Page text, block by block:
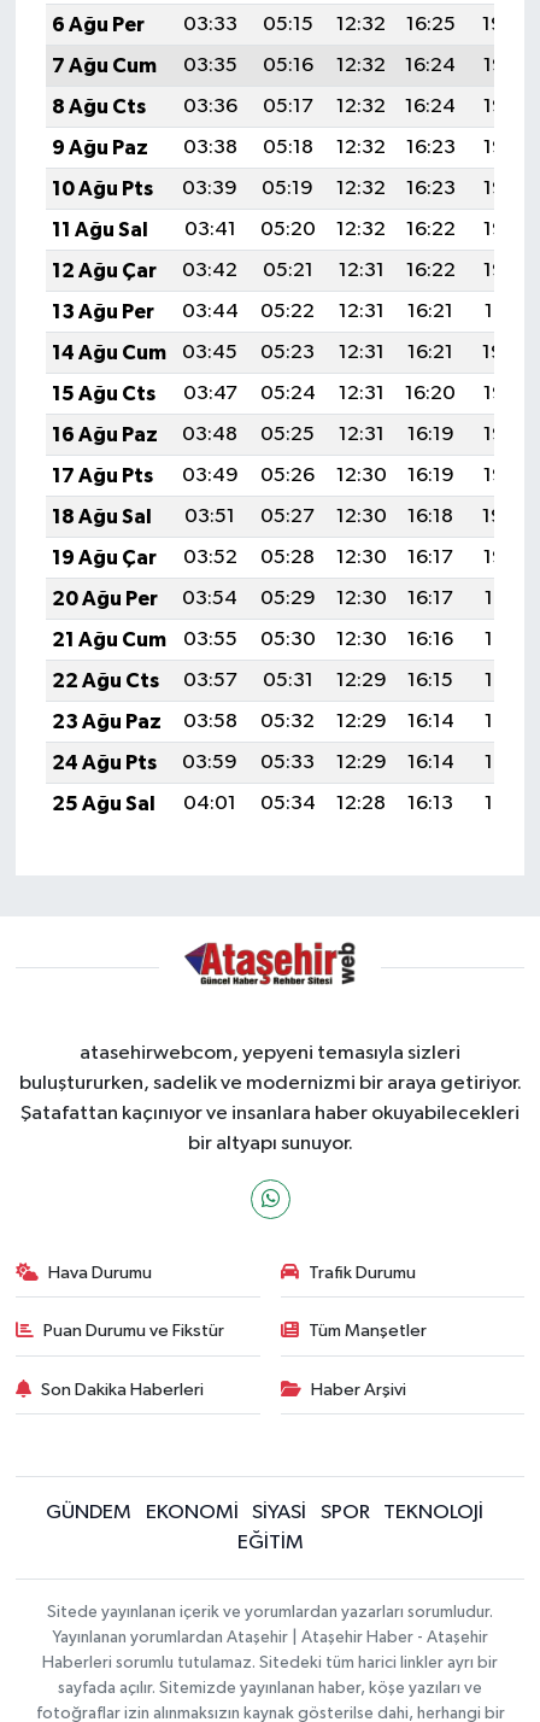
6 Ağu Per
03:33 05:15 12:32 16:25
19:40
7 Ağu Cum
03:35 05:16 12:32 16:24
19:38
8 Ağu Cts
03:36 05:17 12:32 16:24
19:37
9 Ağu Paz
03:38 05:18 12:32 16:23
19:36
10 Ağu Pts
03:39 05:19 12:32 16:23
19:35
11 Ağu Sal
03:41 05:20 12:32 16:22
19:33
12 Ağu Çar
03:42 05:21 12:31 16:22
19:32
13 Ağu Per
03:44 05:22 12:31 16:21
19:31
14 Ağu Cum
03:45 05:23 12:31 16:21
19:29
15 Ağu Cts
03:47 05:24 12:31 16:20
19:28
16 Ağu Paz
03:48 05:25 12:31 16:19
19:27
17 Ağu Pts
03:49 05:26 12:30 16:19
19:25
18 Ağu Sal
03:51 05:27 12:30 16:18
19:24
19 Ağu Çar
03:52 05:28 12:30 16:17
19:22
20 Ağu Per
03:54 05:29 12:30 16:17
19:21
21 Ağu Cum
03:55 05:30 12:30 16:16
19:19
22 Ağu Cts
03:57 05:31 12:29 16:15
19:18
23 Ağu Paz
03:58 05:32 12:29 16:14
19:16
24 Ağu Pts
03:59 05:33 12:29 16:14
19:15
25 Ağu Sal
04:01 05:34 12:28 16:13 19:13
atasehirwebcom, yepyeni temasıyla sizleri
buluştururken, sadelik ve modernizmi bir araya getiriyor.
Şatafattan kaçınıyor ve insanlara haber okuyabilecekleri
bir altyapı sunuyor.
Hava Durumu Trafik Durumu
Puan Durumu ve Fikstür Tüm Manşetler
Son Dakika Haberleri Haber Arşivi
GÜNDEM EKONOMİ SİYASİ SPOR
TEKNOLOJİ
EĞİTİM
Sitede yayınlanan içerik ve yorumlardan yazarları sorumludur.
Yayınlanan yorumlardan Ataşehir | Ataşehir Haber - Ataşehir
Haberleri sorumlu tutulamaz. Sitedeki tüm harici linkler ayrı bir
sayfada açılır. Sitemizde yayınlanan haber, köşe yazıları ve
fotoğraflar izin alınmaksızın kaynak gösterilse dahi, herhangi bir